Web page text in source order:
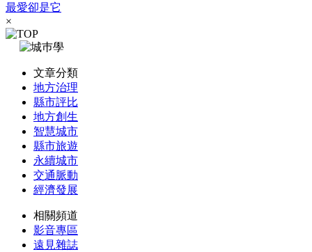
最愛卻是它
×
文章分類
地方治理
縣市評比
地方創生
智慧城市
縣市旅遊
永續城市
交通脈動
經濟發展
相關頻道
影音專區
遠見雜誌